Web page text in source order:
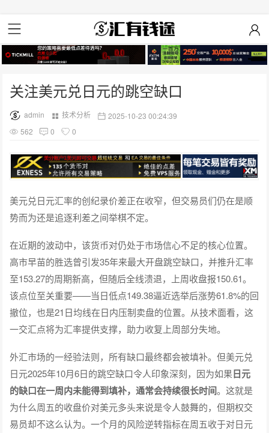
关注美元兑日元的跳空缺口
admin 技术分析
2025-10-23 00:24:39
562
0 0
美元兑日元汇率的创纪录价差正在收窄，但交易员们仍在是顺
势而为还是追逐利差之间举棋不定。
在近期的波动中，该货币对仍处于市场信心不足的核心位置。
高市早苗的胜选曾引发35年来最大开盘跳空缺口，并推升汇率
至153.27的周期新高，但随后全线溃退，上周收盘报150.61。
该点位至关重要——当日低点149.38逼近选举后涨势61.8%的回
撤位，也是21日均线在日内压制卖盘的位置。从技术面看，这
一交汇点将为汇率提供支撑，助力收复上周部分失地。
外汇市场的一经验法则，所有缺口最终都会被填补。但美元兑
日元2025年10月6日的跳空缺口令人印象深刻，因为如果日元
的缺口在一周内未能得到填补，通常会持续很长时间。这就是
为什么周五的收盘价对美元多头来说是令人鼓舞的，但期权交
易员却不这么认为。一个月的风险逆转指标在周五收于对日元